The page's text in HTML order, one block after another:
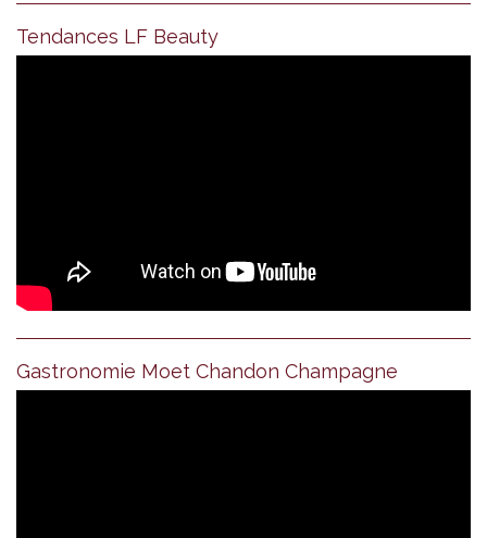
Tendances LF Beauty
Gastronomie Moet Chandon Champagne